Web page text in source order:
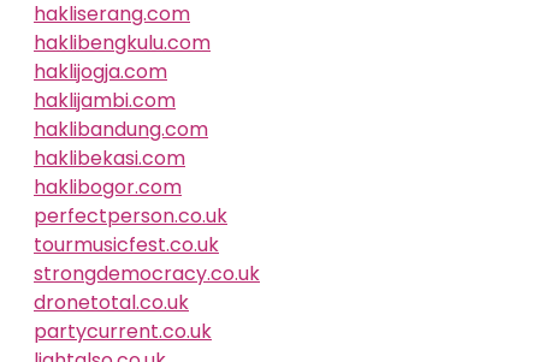
hakliserang.com
haklibengkulu.com
haklijogja.com
haklijambi.com
haklibandung.com
haklibekasi.com
haklibogor.com
perfectperson.co.uk
tourmusicfest.co.uk
strongdemocracy.co.uk
dronetotal.co.uk
partycurrent.co.uk